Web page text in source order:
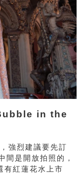
Bubble in the
強烈建議要先訂
間是開放拍照的，
有紅蓮花水上市